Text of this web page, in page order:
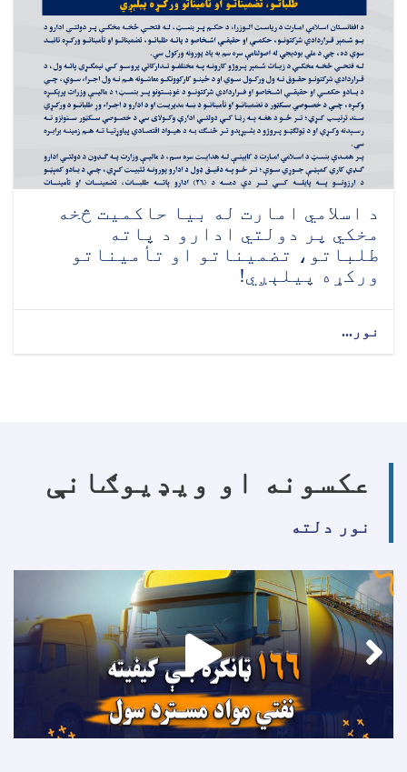
د اسلامي امارت له بیا حاکمیت څخه
مخکي پر دولتي ادارو د پاته
طلباتو، تضمیناتو او تأمیناتو
ورکړه پیلېږي!
نور...
عکسونه او ویډیوګانې
نور دلته